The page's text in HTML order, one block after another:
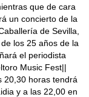
que de cara
un concierto de la
de Sevilla,
los 25 años de la
el periodista
Music Fest||
20,30 horas tendrá
y a las 22,00 en